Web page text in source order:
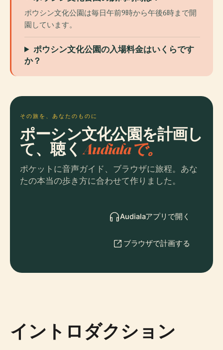
ポウシン文化公園は毎日午前9時から午後6時まで開
園しています。
ポウシン文化公園の入場料金はいくらです
か？
その旅を、あなたのものに
ポーシン文化公園を計画し
て、聴くAudialaで。
ポケットに音声ガイド、ブラウザに旅程。あな
たの本当の歩き方に合わせて作りました。
Audialaアプリで開く
ブラウザで計画する
イントロダクション